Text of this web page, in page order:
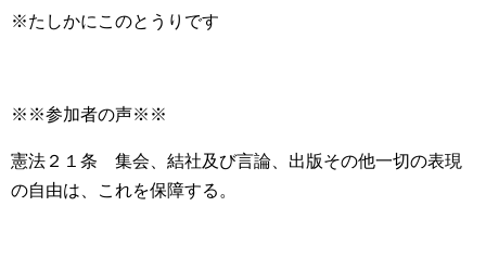
※たしかにこのとうりです
※※参加者の声※※
憲法２１条 集会、結社及び言論、出版その他一切の表現
の自由は、これを保障する。